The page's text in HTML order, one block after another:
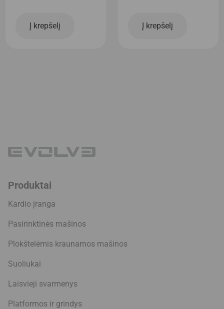
Į krepšelį Į krepšelį
Produktai
Kardio įranga
Pasirinktinės mašinos
Plokštelėmis kraunamos mašinos
Suoliukai
Laisvieji svarmenys
Platformos ir grindys